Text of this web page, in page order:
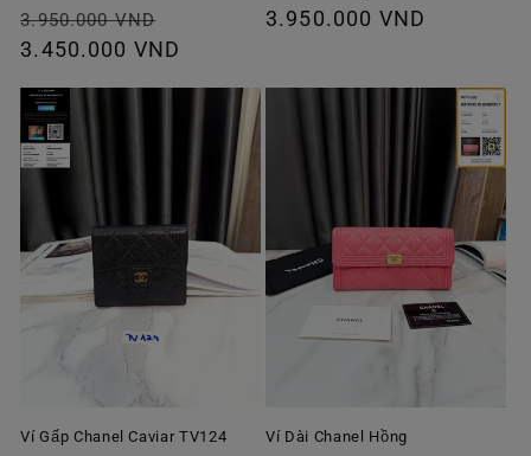
Giá
thông
3.950.000 VND
ưu
3.450.000 VND
Giá
3.950.000 VND
Ví Gấp Chanel Caviar TV124 Ví Dài Chanel Hồng